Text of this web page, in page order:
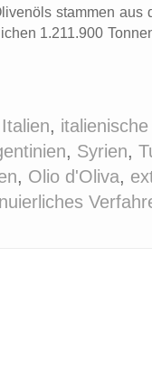
stammen
1.211.900
Italien,
, Syrien,
, Olio d'Oliva,